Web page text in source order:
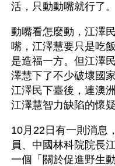
活，只動動嘴就行了。
動嘴看怎麼動，江澤
嘴，江澤慧要只是吃
是造福一方。但江澤
澤慧下了不少破壞國
江澤民下臺後，連澳
江澤慧智力缺陷的懷疑
10月22日有一則消息
員、中國林科院院長
一個「關於促進野生